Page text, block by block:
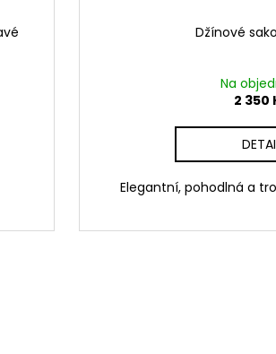
Džínové
Na
2 350
Elegantní, pohodlná a